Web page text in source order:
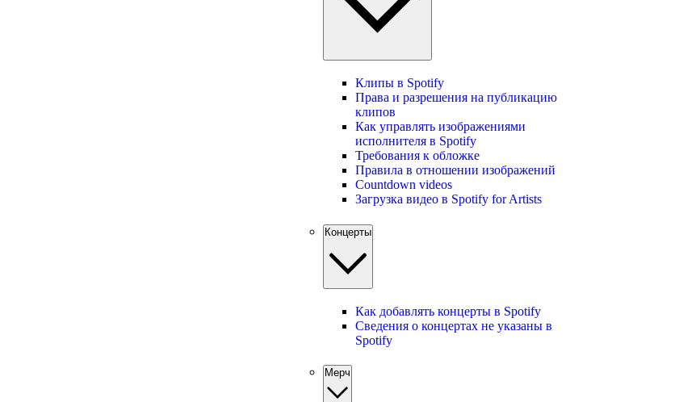
Клипы в Spotify
Права и разрешения на публикацию
клипов
Как управлять изображениями
исполнителя в Spotify
Требования к обложке
Правила в отношении изображений
Countdown videos
Загрузка видео в Spotify for Artists
Концерты
Как добавлять концерты в Spotify
Сведения о концертах не указаны в
Spotify
Мерч